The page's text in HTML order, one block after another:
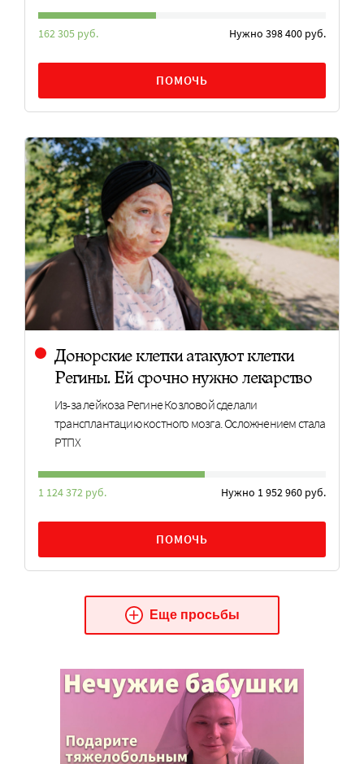
162 305 руб. Нужно 398 400 руб.
ПОМОЧЬ
Донорские клетки атакуют клетки
Регины. Ей срочно нужно лекарство
Из-за лейкоза Регине Козловой сделали
трансплантацию костного мозга. Осложнением стала
РТПХ
1 124 372 руб. Нужно 1 952 960 руб.
ПОМОЧЬ
Еще просьбы